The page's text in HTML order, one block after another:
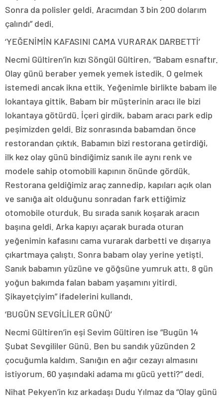
Sonra da polisler geldi. Aracımdan 3 bin 200 dolarım
çalındı” dedi.
‘YEĞENİMİN KAFASINI CAMA VURARAK DARBETTİ’
Necmi Gültiren’in kızı Söngül Gültiren, “Babam esnaftır.
Olay günü beraber yemek yemek istedik. O gelmek
istemedi ancak ikna ettik. Yeğenimle birlikte babam ile
lokantaya gittik. Babam bir müşterinin aracı ile bizi
lokantaya götürdü. İçeri girdik, babam aracı park edip
peşimizden geldi. Biz sonrasında babamdan önce
restorandan çıktık. Babamın bizi restorana getirdiği,
ilk kez olay günü bindiğimiz sanık ile aynı renk ve
modele sahip otomobili kapının önünde gördük.
Restorana geldiğimiz araç zannedip, kapıları açık olan
ve sanığa ait olduğunu sonradan fark ettiğimiz
otomobile oturduk. Bu sırada sanık koşarak aracın
başına geldi. Arka kapıyı açarak burada oturan
yeğenimin kafasını cama vurarak darbetti ve dışarıya
çıkartmaya çalıştı. Sonra babam olay yerine yetişti.
Sanık babamın yüzüne ve göğsüne yumruk attı. 8 gün
yoğun bakımda falan babam yaşamını yitirdi.
Şikayetçiyim” ifadelerini kullandı.
‘BUGÜN SEVGİLİLER GÜNÜ’
Necmi Gültiren’in eşi Sevim Gültiren ise “Bugün 14
Şubat Sevgililer Günü. Ben bu sandık yüzünden 2
çocuğumla kaldım. Sanığın en ağır cezayı almasını
istiyorum. 60 yaşındaki adama mı gücü yetti?” dedi.
Nihat Pekyen’in kız arkadaşı Dudu Yılmaz da “Olay günü